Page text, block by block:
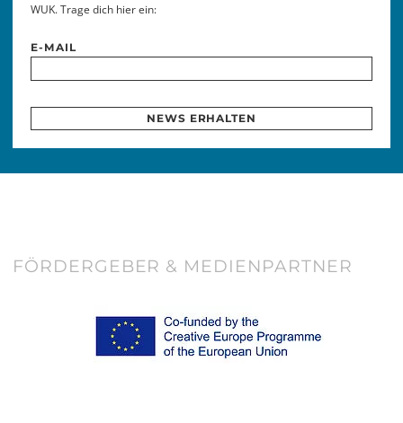
WUK. Trage dich hier ein:
E-MAIL
NEWS ERHALTEN
FÖRDERGEBER & MEDIENPARTNER